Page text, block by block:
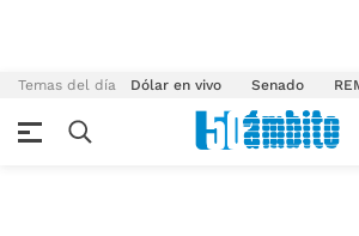
Temas del día Dólar en vivo Senado